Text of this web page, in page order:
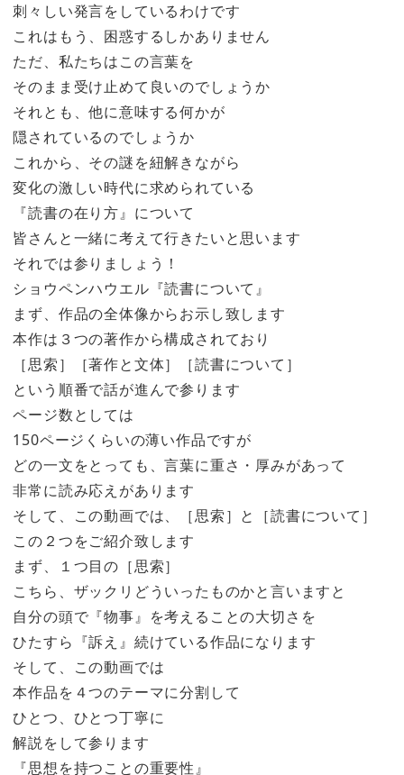
刺々しい発言をしているわけです
これはもう、困惑するしかありません
ただ、私たちはこの言葉を
そのまま受け止めて良いのでしょうか
それとも、他に意味する何かが
隠されているのでしょうか
これから、その謎を紐解きながら
変化の激しい時代に求められている
『読書の在り方』について
皆さんと一緒に考えて行きたいと思います
それでは参りましょう！
ショウペンハウエル『読書について』
まず、作品の全体像からお示し致します
本作は３つの著作から構成されており
［思索］［著作と文体］［読書について］
という順番で話が進んで参ります
ページ数としては
150ページくらいの薄い作品ですが
どの一文をとっても、言葉に重さ・厚みがあって
非常に読み応えがあります
そして、この動画では、［思索］と［読書について］
この２つをご紹介致します
まず、１つ目の［思索］
こちら、ザックリどういったものかと言いますと
自分の頭で『物事』を考えることの大切さを
ひたすら『訴え』続けている作品になります
そして、この動画では
本作品を４つのテーマに分割して
ひとつ、ひとつ丁寧に
解説をして参ります
『思想を持つことの重要性』